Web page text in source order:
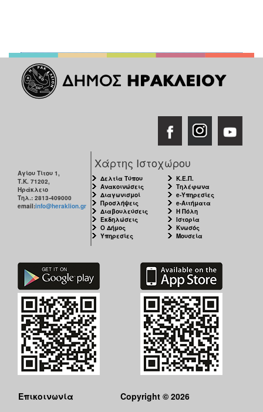
Αγίου Τίτου 1,
Τ.Κ. 71202,
Ηράκλειο
Τηλ.: 2813-409000
email:info@heraklion.gr
Χάρτης Ιστοχώρου
Δελτία Τύπου
Ανακοινώσεις
Διαγωνισμοί
Προσλήψεις
Διαβουλεύσεις
Εκδηλώσεις
Ο Δήμος
Υπηρεσίες
Κ.Ε.Π.
Τηλέφωνα
e-Υπηρεσίες
e-Αιτήματα
Η Πόλη
Ιστορία
Κνωσός
Μουσεία
Επικοινωνία
Copyright © 2026